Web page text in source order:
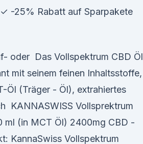
-25% Rabatt auf Sparpakete
oder Das Vollspektrum CBD Öl
mit seinem feinen Inhaltsstoffe,
Öl (Träger - Öl), extrahiertes
KANNASWISS Vollsprektrum
ml (in MCT Öl) 2400mg CBD -
KannaSwiss Vollspektrum